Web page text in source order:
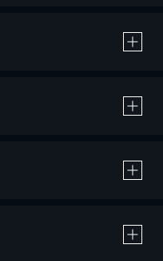
による作品の購入 / レンタルです。
タルは、20％のポイント還元です。